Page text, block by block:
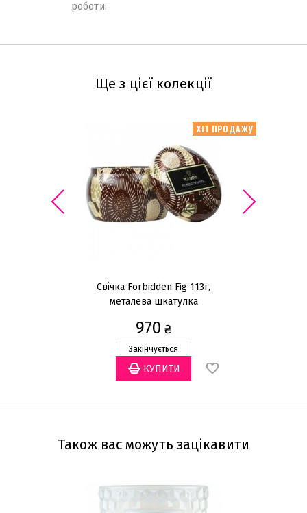
роботи:
Ще з цієї колекції
ХІТ ПРОДАЖУ
Свічка Forbidden Fig 113г,
металева шкатулка
970 ₴
Закінчується
Також вас можуть зацікавити